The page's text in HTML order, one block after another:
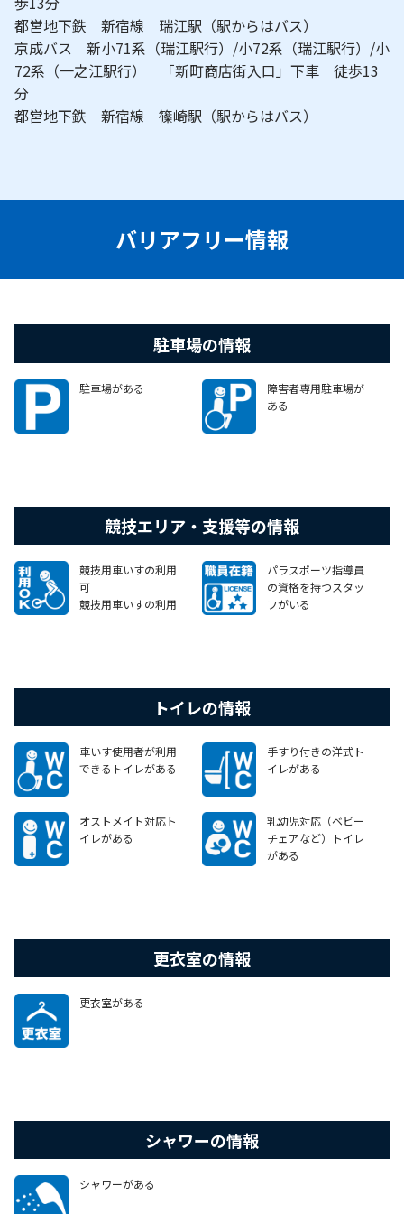
都営地下鉄 新宿線 瑞江駅（駅からはバス）
京成バス 新小71系（瑞江駅行）/小72系（瑞江駅行）/小
72系（一之江駅行） 「新町商店街入口」下車 徒歩13
分
都営地下鉄 新宿線 篠崎駅（駅からはバス）
バリアフリー情報
駐車場の情報
駐車場がある
障害者専用駐車場が
ある
競技エリア・支援等の情報
競技用車いすの利用
可
競技用車いすの利用
ください）
パラスポーツ指導員
の資格を持つスタッ
フがいる
トイレの情報
車いす使用者が利用
できるトイレがある
手すり付きの洋式ト
イレがある
オストメイト対応ト
イレがある
乳幼児対応（ベビー
チェアなど）トイレ
がある
更衣室の情報
更衣室がある
シャワーの情報
シャワーがある